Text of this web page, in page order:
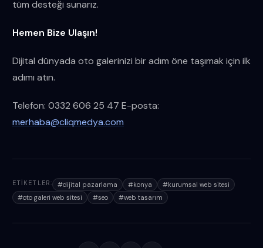
tüm desteği sunarız.
Hemen Bize Ulaşın!
Dijital dünyada oto galerinizi bir adım öne taşımak için ilk
adımı atın.
Telefon: 0332 606 25 47 E-posta:
merhaba@cliqmedya.com
ETIKETLER: #dijital pazarlama #konya #kurumsal web sitesi
#oto galeri web sitesi #seo #web tasarım